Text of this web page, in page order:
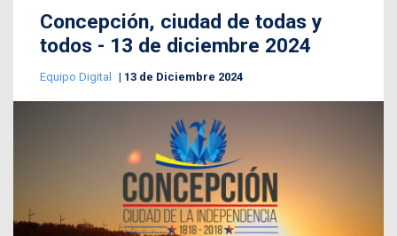
Concepción, ciudad de todas y
todos - 13 de diciembre 2024
Equipo Digital 13 de Diciembre 2024